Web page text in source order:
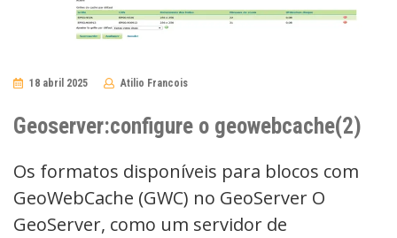
18 abril 2025 Atilio Francois
Geoserver:configure o geowebcache(2)
Os formatos disponíveis para blocos com
GeoWebCache (GWC) no GeoServer O
GeoServer, como um servidor de